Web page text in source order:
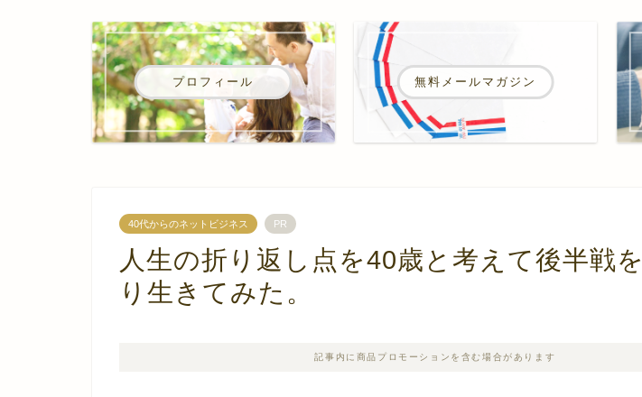
プロフィール 無料メールマガジン
40代からのネットビジネス PR
人生の折り返し点を40歳と考えて後半戦
り生きてみた。
記事内に商品プロモーションを含む場合があります